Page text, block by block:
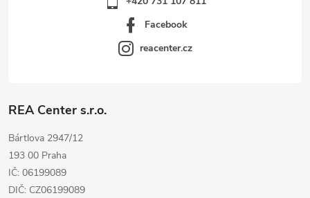
REA Center s.r.o.
Bártlova 2947/12
193 00 Praha
IČ: 06199089
DIČ: CZ06199089
Facebook
reacenter.cz